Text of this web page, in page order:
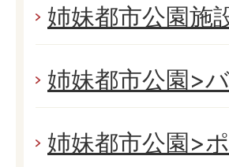
姉妹都市公園施
姉妹都市公園>
姉妹都市公園>